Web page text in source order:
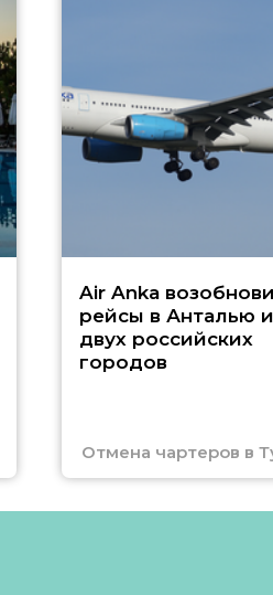
Air Anka
рейсы в Анталью
двух российских
городов
Отмена чартеров в